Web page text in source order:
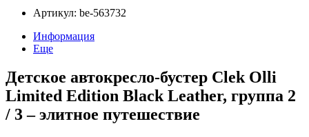
Артикул: be-563732
Информация
Еще
Детское автокресло-бустер Clek Olli
Limited Edition Black Leather, группа 2
/ 3 – элитное путешествие